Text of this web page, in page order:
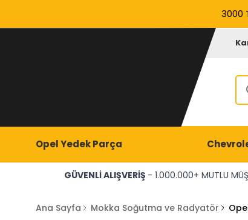
3000
Opel Yedek Parça
GÜVENLİ ALIŞVERİŞ - 1.000.000+ MUTLU
Ana Sayfa Mokka Soğutma ve Radyatör